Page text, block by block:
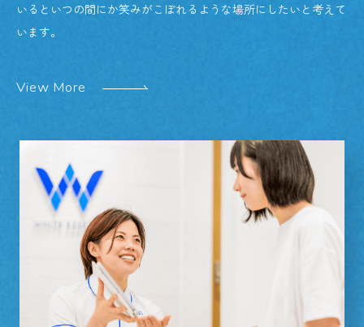
いるといつの間にか笑みがこぼれるような場所にしたいと考えて
います。
View More